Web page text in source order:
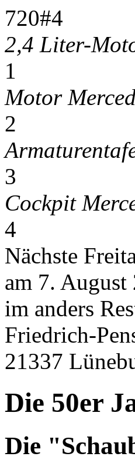
720#4
2,4 Liter-
1
Motor
2
3
Cockpit
4
Nächste
am 7. August
im anders
Friedrich-
21337
Die 50er
Die